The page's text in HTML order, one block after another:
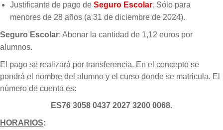
Justificante de pago de Seguro Escolar. Sólo para
menores de 28 años (a 31 de diciembre de 2024).
Seguro Escolar: Abonar la cantidad de 1,12 euros por
alumnos.
El pago se realizará por transferencia. En el concepto se
pondrá el nombre del alumno y el curso donde se matricula. El
número de cuenta es:
ES76 3058 0437 2027 3200 0068.
HORARIOS: